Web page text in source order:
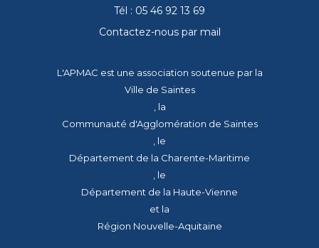
Tél : 05 46 92 13 69
Contactez-nous par mail
L'APMAC est une association soutenue par la
Ville de Saintes
, la
Communauté d'Agglomération de Saintes
, le
Département de la Charente-Maritime
, le
Département de la Haute-Vienne
et la
Région Nouvelle-Aquitaine